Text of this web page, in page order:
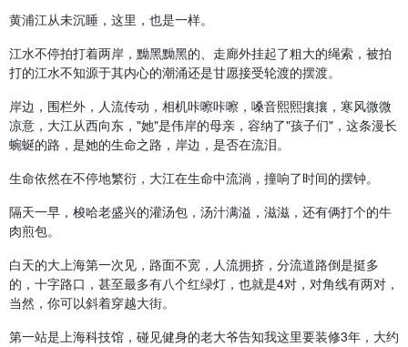
黄浦江从未沉睡，这里，也是一样。
江水不停拍打着两岸，黝黑黝黑的、走廊外挂起了粗大的绳索，被拍
打的江水不知源于其内心的潮涌还是甘愿接受轮渡的摆渡。
岸边，围栏外，人流传动，相机咔嚓咔嚓，嗓音熙熙攘攘，寒风微微
凉意，大江从西向东，"她"是伟岸的母亲，容纳了"孩子们"，这条漫长
蜿蜒的路，是她的生命之路，岸边，是否在流泪。
生命依然在不停地繁衍，大江在生命中流淌，撞响了时间的摆钟。
隔天一早，梭哈老盛兴的灌汤包，汤汁满溢，滋滋，还有俩打个的牛
肉煎包。
白天的大上海第一次见，路面不宽，人流拥挤，分流道路倒是挺多
的，十字路口，甚至最多有八个红绿灯，也就是4对，对角线有两对，
当然，你可以斜着穿越大街。
第一站是上海科技馆，碰见健身的老大爷告知我这里要装修3年，大约